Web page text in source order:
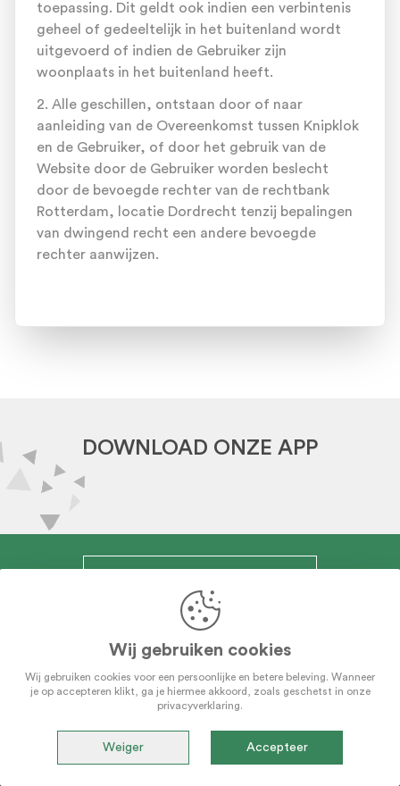
Wij gebruiken cookies
Wij gebruiken cookies voor een persoonlijke en betere beleving. Wanneer
je op accepteren klikt, ga je hiermee akkoord, zoals geschetst in onze
privacyverklaring.
Weiger Accepteer
toepassing. Dit geldt ook indien een verbintenis
geheel of gedeeltelijk in het buitenland wordt
uitgevoerd of indien de Gebruiker zijn
woonplaats in het buitenland heeft.
2. Alle geschillen, ontstaan door of naar
aanleiding van de Overeenkomst tussen Knipklok
en de Gebruiker, of door het gebruik van de
Website door de Gebruiker worden beslecht
door de bevoegde rechter van de rechtbank
Rotterdam, locatie Dordrecht tenzij bepalingen
van dwingend recht een andere bevoegde
rechter aanwijzen.
DOWNLOAD ONZE APP
Registreren informatie
Algemene voorwaarden
Privacybeleid